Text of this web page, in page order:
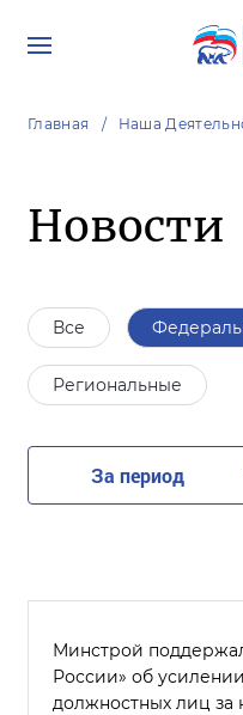
Главная Наша
Новости
Все
Региональные
За период
Минстрой
России» об
должностных лиц за